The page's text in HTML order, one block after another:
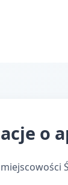
o